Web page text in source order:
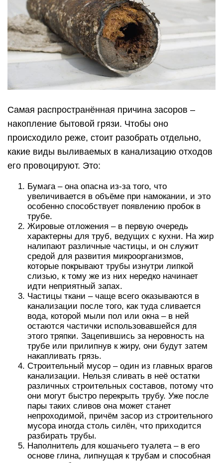
Самая распространённая причина засоров –
накопление бытовой грязи. Чтобы оно
происходило реже, стоит разобрать отдельно,
какие виды выливаемых в канализацию отходов
его провоцируют. Это:
Бумага – она опасна из-за того, что
увеличивается в объёме при намокании, и это
особенно способствует появлению пробок в
трубе.
Жировые отложения – в первую очередь
характерны для труб, ведущих с кухни. На жир
налипают различные частицы, и он служит
средой для развития микроорганизмов,
которые покрывают трубы изнутри липкой
слизью, к тому же из них нередко начинает
идти неприятный запах.
Частицы ткани – чаще всего оказываются в
канализации после того, как туда сливается
вода, которой мыли пол или окна – в ней
остаются частички использовавшейся для
этого тряпки. Зацепившись за неровность на
трубе или прилипнув к жиру, они будут затем
накапливать грязь.
Строительный мусор – один из главных врагов
канализации. Нельзя сливать в неё остатки
различных строительных составов, потому что
они могут быстро перекрыть трубу. Уже после
пары таких сливов она может станет
непроходимой, причём засор из строительного
мусора иногда столь силён, что приходится
разбирать трубы.
Наполнитель для кошачьего туалета – в его
основе глина, липнущая к трубам и способная